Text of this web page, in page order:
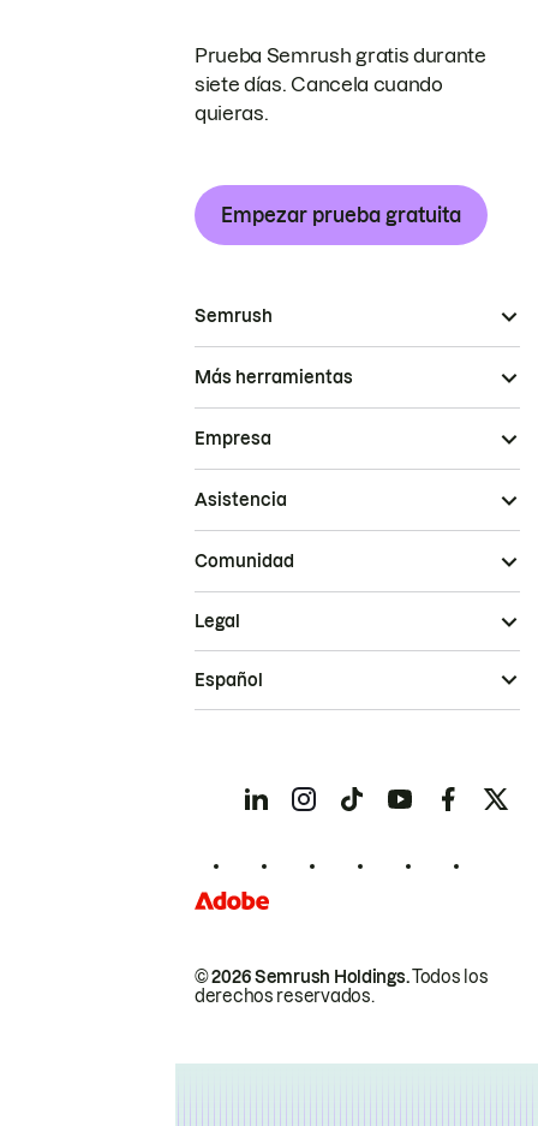
Prueba Semrush gratis durante
siete días. Cancela cuando
quieras.
Empezar prueba gratuita
Semrush
Más herramientas
Empresa
Asistencia
Comunidad
© 2026 Semrush Holdings.Todos los
derechos reservados.
Legal
Español